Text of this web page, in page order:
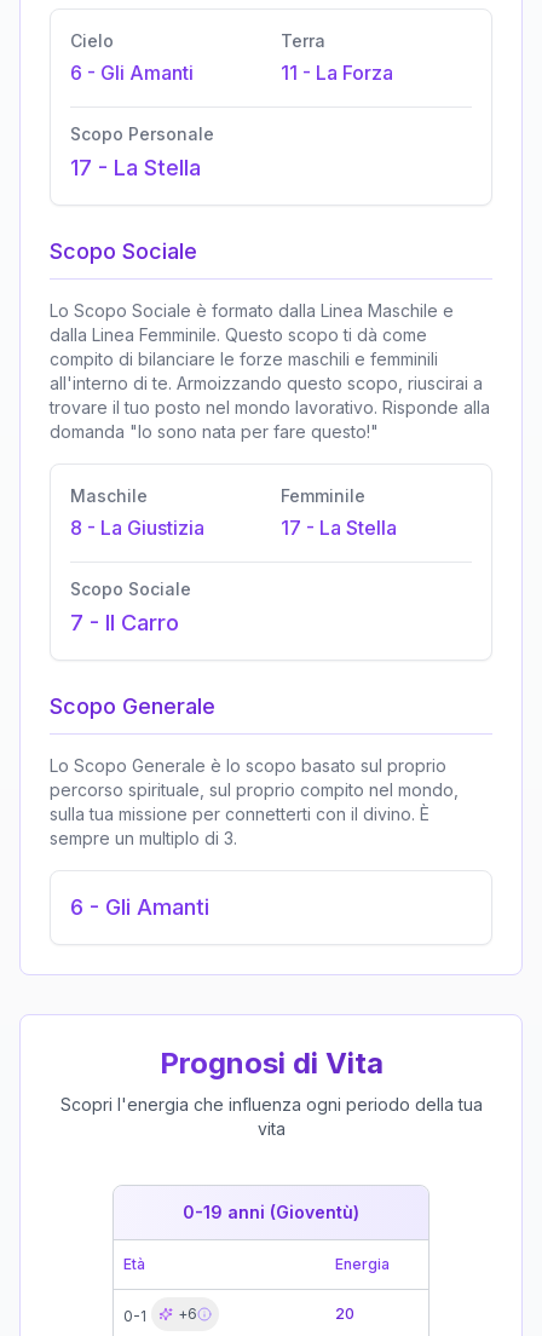
Cielo
6 - Gli Amanti
Terra
11 - La Forza
Scopo Personale
17 - La Stella
Scopo Sociale
Lo Scopo Sociale è formato dalla Linea Maschile e
dalla Linea Femminile. Questo scopo ti dà come
compito di bilanciare le forze maschili e femminili
all'interno di te. Armoizzando questo scopo, riuscirai a
trovare il tuo posto nel mondo lavorativo. Risponde alla
domanda "Io sono nata per fare questo!"
Maschile
8 - La Giustizia
Femminile
17 - La Stella
Scopo Sociale
7 - Il Carro
Scopo Generale
Lo Scopo Generale è lo scopo basato sul proprio
percorso spirituale, sul proprio compito nel mondo,
sulla tua missione per connetterti con il divino. È
sempre un multiplo di 3.
6 - Gli Amanti
Prognosi di Vita
Scopri l'energia che influenza ogni periodo della tua
vita
0-19 anni (Gioventù)
Età Energia
0-1 +6 20